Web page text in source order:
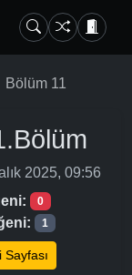
Bölüm 11
2025, 09:56
0
1
Sayfası